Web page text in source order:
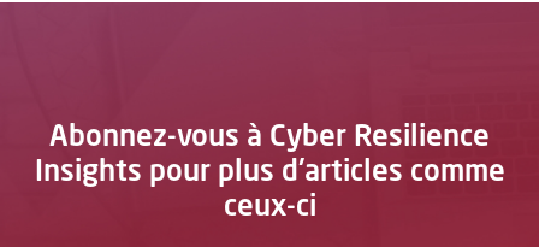
Abonnez-vous à Cyber Resilience
Insights pour plus d'articles comme
ceux-ci